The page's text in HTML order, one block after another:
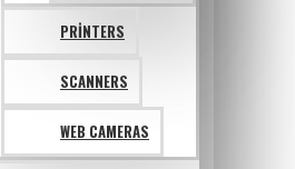
PRINTERS
SCANNERS
WEB CAMERAS